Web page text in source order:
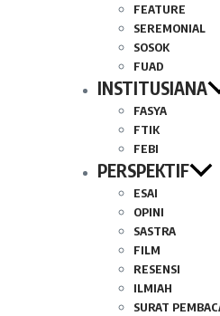
FEATURE
SEREMONIAL
SOSOK
FUAD
INSTITUSIANA
FASYA
FTIK
FEBI
PERSPEKTIF
ESAI
OPINI
SASTRA
FILM
RESENSI
ILMIAH
SURAT